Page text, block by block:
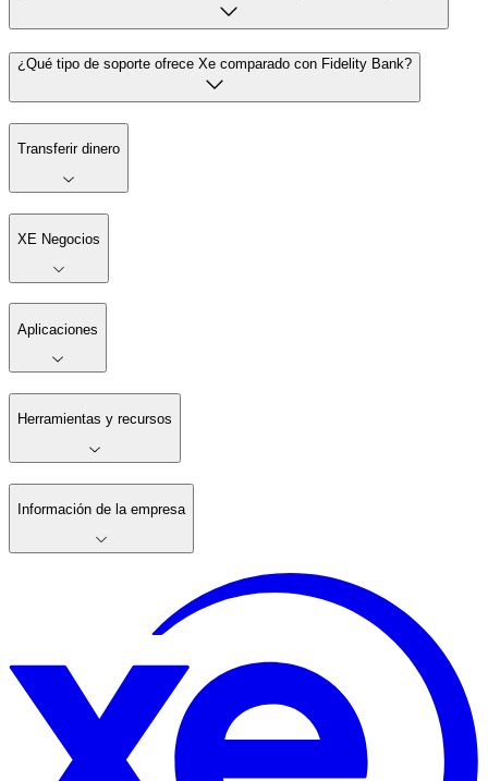
¿Qué tipo de soporte ofrece Xe comparado con Fidelity Bank?
Transferir dinero
XE Negocios
Aplicaciones
Herramientas y recursos
Información de la empresa